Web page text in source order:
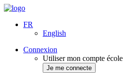
FR
English
Connexion
Utiliser mon compte école
Je me connecte